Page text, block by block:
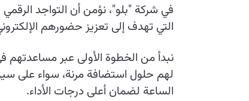
في شركة "بلو"، نؤمن أن التواجد
التي تهدف إلى تعزيز حضورهم
نبدأ من الخطوة الأولى عبر مساعدتهم
لهم حلول استضافة مرنة، سواء على
الساعة لضمان أعلى درجات الأداء.